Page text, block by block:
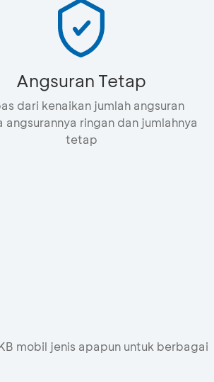
Angsuran Tetap
dari kenaikan jumlah angsuran
angsurannya ringan dan jumlahnya
tetap
mobil jenis apapun untuk berbagai